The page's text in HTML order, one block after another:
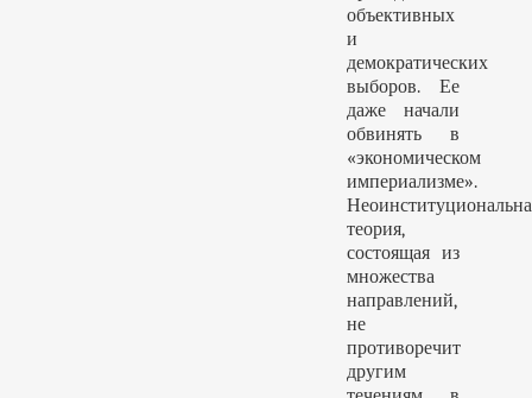
объективных
и
демократических
выборов. Ее
даже начали
обвинять в
«экономическом
империализме».
теория,
состоящая из
множества
направлений,
не
противоречит
другим